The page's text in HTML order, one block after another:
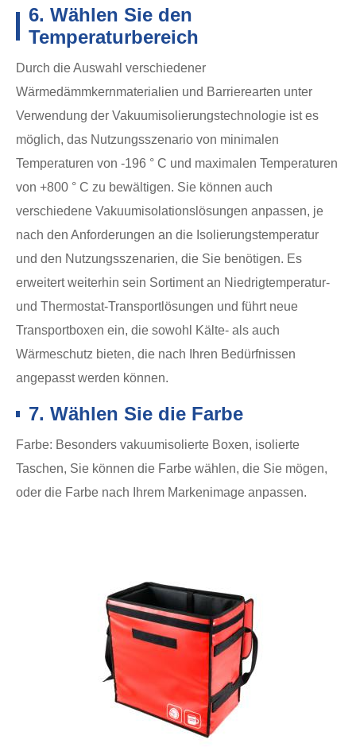
6. Wählen Sie den
Temperaturbereich
Durch die Auswahl verschiedener
Wärmedämmkernmaterialien und Barrierearten unter
Verwendung der Vakuumisolierungstechnologie ist es
möglich, das Nutzungsszenario von minimalen
Temperaturen von -196 ° C und maximalen Temperaturen
von +800 ° C zu bewältigen. Sie können auch
verschiedene Vakuumisolationslösungen anpassen, je
nach den Anforderungen an die Isolierungstemperatur
und den Nutzungsszenarien, die Sie benötigen. Es
erweitert weiterhin sein Sortiment an Niedrigtemperatur-
und Thermostat-Transportlösungen und führt neue
Transportboxen ein, die sowohl Kälte- als auch
Wärmeschutz bieten, die nach Ihren Bedürfnissen
angepasst werden können.
7. Wählen Sie die Farbe
Farbe: Besonders vakuumisolierte Boxen, isolierte
Taschen, Sie können die Farbe wählen, die Sie mögen,
oder die Farbe nach Ihrem Markenimage anpassen.